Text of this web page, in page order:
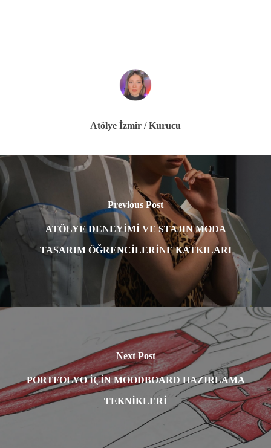
Atölye İzmir / Kurucu
Previous Post
ATÖLYE DENEYİMİ VE STAJIN MODA
TASARIM ÖĞRENCİLERİNE KATKILARI
Next Post
PORTFOLYO İÇİN MOODBOARD HAZIRLAMA
TEKNİKLERİ